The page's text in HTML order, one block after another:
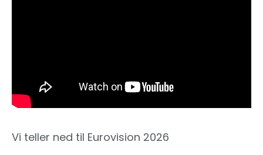
Vi teller ned til Eurovision 2026